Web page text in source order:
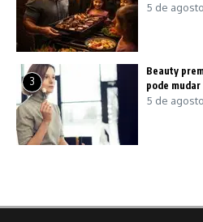
5 de
3
Beauty
pode
5 de